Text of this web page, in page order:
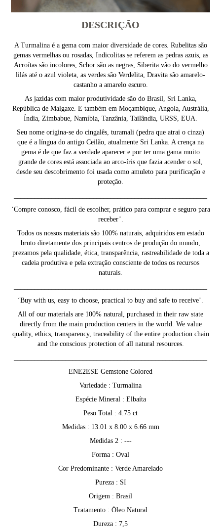
DESCRIÇÃO
A Turmalina é a gema com maior diversidade de cores. Rubelitas são
gemas vermelhas ou rosadas, Indicolitas se referem as pedras azuis, as
Acroítas são incolores, Schor são as negras, Siberita vão do vermelho
lilás até o azul violeta, as verdes são Verdelita, Dravita são amarelo-
castanho a amarelo escuro.
As jazidas com maior produtividade são do Brasil, Sri Lanka,
República de Malgaxe. E também em Moçambique, Angola, Austrália,
Índia, Zimbabue, Namíbia, Tanzânia, Tailândia, URSS, EUA.
Seu nome origina-se do cingalês, turamali (pedra que atrai o cinza)
que é a língua do antigo Ceilão, atualmente Sri Lanka. A crença na
gema é de que faz a verdade aparecer e por ter uma gama muito
grande de cores está associada ao arco-íris que fazia acender o sol,
desde seu descobrimento foi usada como amuleto para purificação e
proteção.
‘Compre conosco, fácil de escolher, prático para comprar e seguro para
receber’.
Todos os nossos materiais são 100% naturais, adquiridos em estado
bruto diretamente dos principais centros de produção do mundo,
prezamos pela qualidade, ética, transparência, rastreabilidade de toda a
cadeia produtiva e pela extração consciente de todos os recursos
naturais.
‘Buy with us, easy to choose, practical to buy and safe to receive’.
All of our materials are 100% natural, purchased in their raw state
directly from the main production centers in the world. We value
quality, ethics, transparency, traceability of the entire production chain
and the conscious protection of all natural resources.
ENE2ESE Gemstone Colored
Variedade : Turmalina
Espécie Mineral : Elbaíta
Peso Total : 4.75 ct
Medidas : 13.01 x 8.00 x 6.66 mm
Medidas 2 : ---
Forma : Oval
Cor Predominante : Verde Amarelado
Pureza : SI
Origem : Brasil
Tratamento : Óleo Natural
Dureza : 7,5